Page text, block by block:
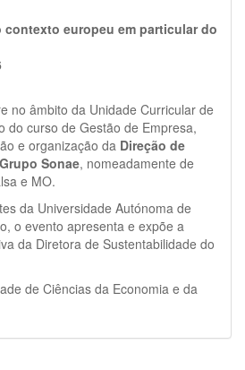
contexto europeu em particular do
no âmbito da Unidade Curricular de
do curso de Gestão de Empresa,
e organização da Direção de
Sonae, nomeadamente de
e MO.
da Universidade Autónoma de
o evento apresenta e expõe a
da Diretora de Sustentabilidade do
de Ciências da Economia e da